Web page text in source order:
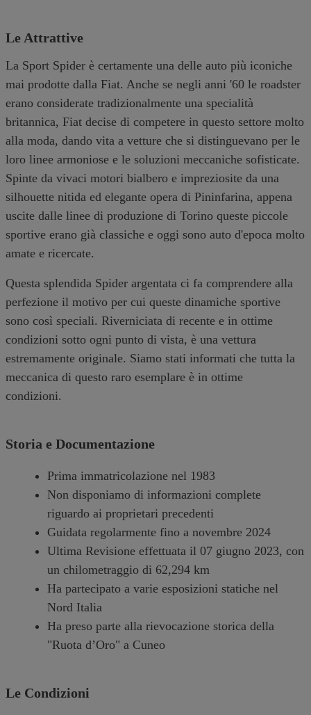
Le Attrattive
La Sport Spider è certamente una delle auto più iconiche
mai prodotte dalla Fiat. Anche se negli anni '60 le roadster
erano considerate tradizionalmente una specialità
britannica, Fiat decise di competere in questo settore molto
alla moda, dando vita a vetture che si distinguevano per le
loro linee armoniose e le soluzioni meccaniche sofisticate.
Spinte da vivaci motori bialbero e impreziosite da una
silhouette nitida ed elegante opera di Pininfarina, appena
uscite dalle linee di produzione di Torino queste piccole
sportive erano già classiche e oggi sono auto d'epoca molto
amate e ricercate.
Questa splendida Spider argentata ci fa comprendere alla
perfezione il motivo per cui queste dinamiche sportive
sono così speciali. Riverniciata di recente e in ottime
condizioni sotto ogni punto di vista, è una vettura
estremamente originale. Siamo stati informati che tutta la
meccanica di questo raro esemplare è in ottime
condizioni.
Storia e Documentazione
Prima immatricolazione nel 1983
Non disponiamo di informazioni complete
riguardo ai proprietari precedenti
Guidata regolarmente fino a novembre 2024
Ultima Revisione effettuata il 07 giugno 2023, con
un chilometraggio di 62,294 km
Ha partecipato a varie esposizioni statiche nel
Nord Italia
Ha preso parte alla rievocazione storica della
"Ruota d’Oro" a Cuneo
Le Condizioni